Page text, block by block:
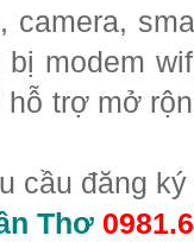
camera,
modem
trợ mở
cầu đăng
Thơ